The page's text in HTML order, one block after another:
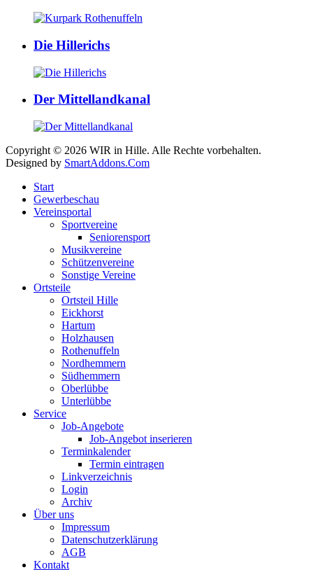
Die Hillerichs
Der Mittellandkanal
Copyright © 2026 WIR in Hille. Alle Rechte vorbehalten.
Designed by SmartAddons.Com
Start
Gewerbeschau
Vereinsportal
Sportvereine
Seniorensport
Musikvereine
Schützenvereine
Sonstige Vereine
Ortsteile
Ortsteil Hille
Eickhorst
Hartum
Holzhausen
Rothenuffeln
Nordhemmern
Südhemmern
Oberlübbe
Unterlübbe
Service
Job-Angebote
Job-Angebot inserieren
Terminkalender
Termin eintragen
Linkverzeichnis
Login
Archiv
Über uns
Impressum
Datenschutzerklärung
AGB
Kontakt